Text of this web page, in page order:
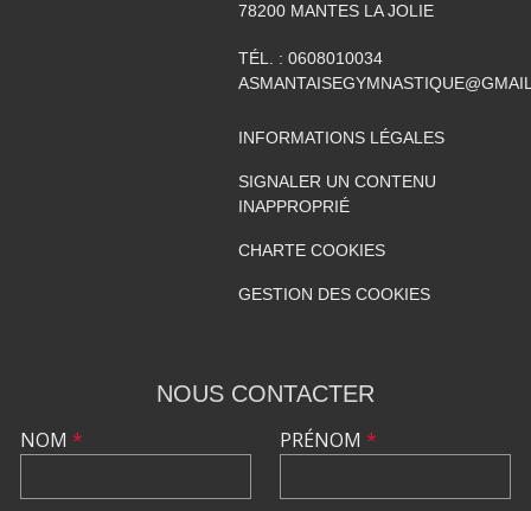
78200 MANTES LA JOLIE
TÉL. : 0608010034
INFORMATIONS LÉGALES
SIGNALER UN CONTENU
INAPPROPRIÉ
CHARTE COOKIES
GESTION DES COOKIES
NOUS CONTACTER
NOM * PRÉNOM *